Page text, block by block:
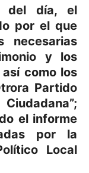
del día, el
por el que
necesarias
y los
como los
Partido
el informe
por la
Local